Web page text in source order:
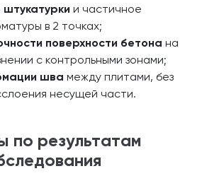
и частичное
в 2 точках;
поверхности бетона на
с контрольными зонами;
шва между плитами, без
несущей части.
по результатам